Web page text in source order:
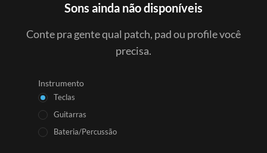
Sons ainda não disponíveis
Conte pra gente qual patch, pad ou profile você
precisa.
Instrumento
Teclas
Guitarras
Bateria/Percussão